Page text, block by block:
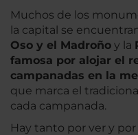
Muchos de los
la capital se
Oso y el Madroño y la
famosa por alojar el
campanadas en la
que marca el
cada campanada.
Hay tanto por ver y